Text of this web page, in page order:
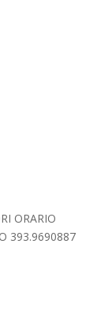
ORARIO
393.9690887